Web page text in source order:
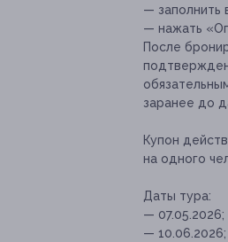
— заполнить
— нажать
После
заранее до
Купон
на одного
Даты тура:
— 07.05.2026;
— 10.06.2026;